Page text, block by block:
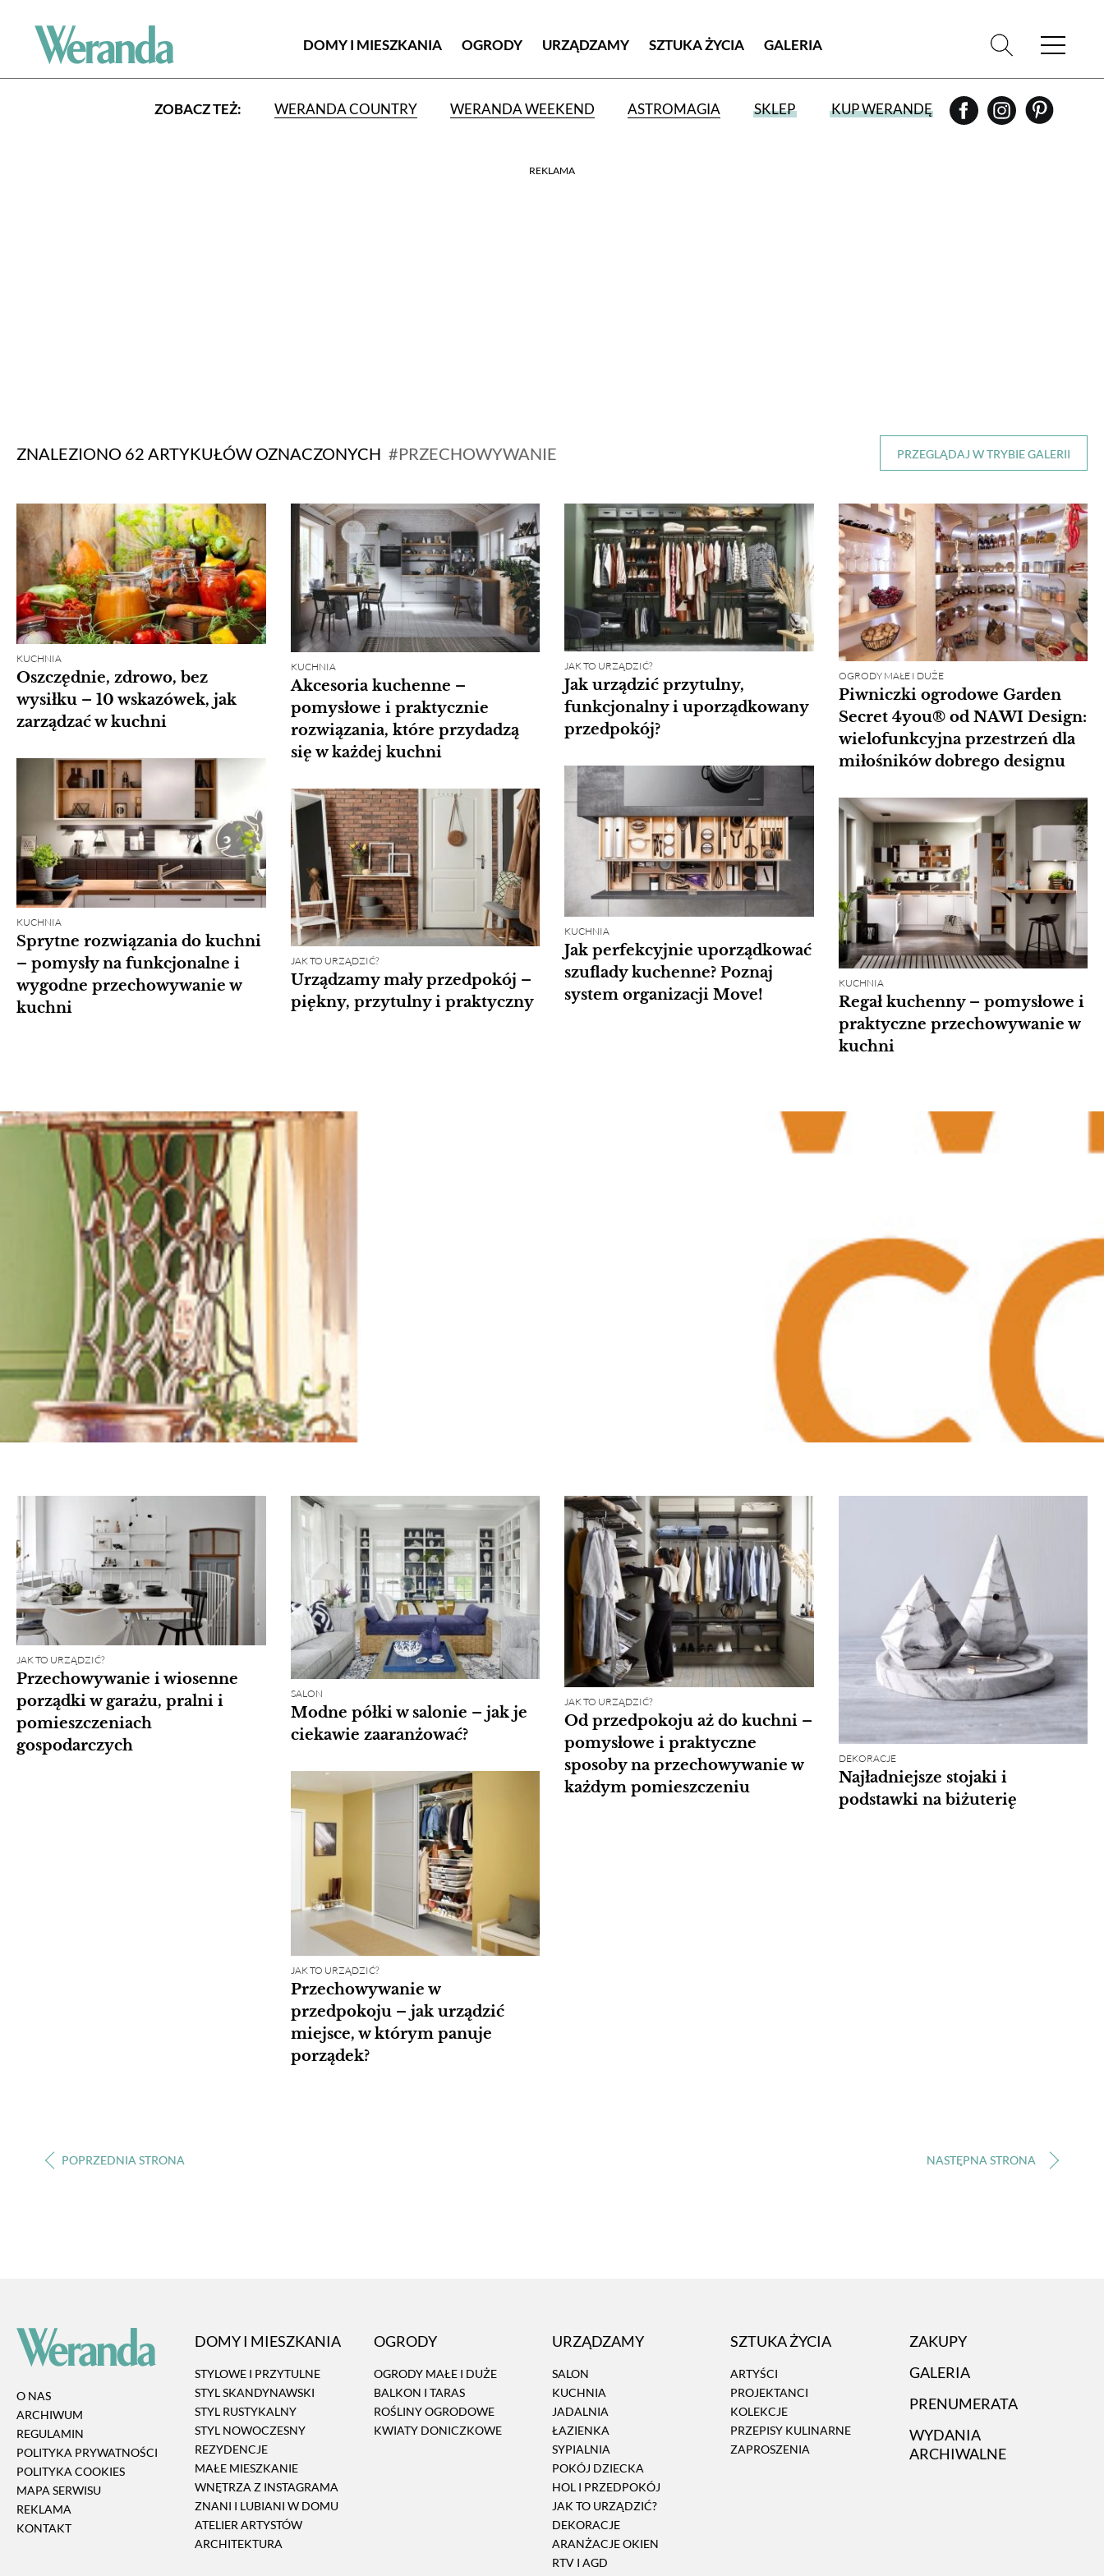
DOMY I MIESZKANIA OGRODY URZĄDZAMY SZTUKA ŻYCIA GALERIA
ZOBACZ TEŻ: WERANDA COUNTRY WERANDA WEEKEND ASTROMAGIA SKLEP KUP WERANDĘ
REKLAMA
ZNALEZIONO 62 ARTYKUŁÓWOZNACZONYCH PRZECHOWYWANIE PRZEGLĄDAJ W TRYBIE GALERII
KUCHNIA
Oszczędnie, zdrowo, bez
wysiłku – 10 wskazówek, jak
zarządzać w kuchni
KUCHNIA
Akcesoria kuchenne –
pomysłowe i praktycznie
rozwiązania, które przydadzą
się w każdej kuchni
JAK TO URZĄDZIĆ?
Jak urządzić przytulny,
funkcjonalny i uporządkowany
przedpokój?
OGRODY MAŁE I DUŻE
Piwniczki ogrodowe Garden
Secret 4you® od NAWI Design:
wielofunkcyjna przestrzeń dla
miłośników dobrego designu
KUCHNIA
Sprytne rozwiązania do kuchni
– pomysły na funkcjonalne i
wygodne przechowywanie w
kuchni
KUCHNIA
Jak perfekcyjnie uporządkować
szuflady kuchenne? Poznaj
system organizacji Move!
JAK TO URZĄDZIĆ?
Urządzamy mały przedpokój –
piękny, przytulny i praktyczny
KUCHNIA
Regał kuchenny – pomysłowe i
praktyczne przechowywanie w
kuchni
JAK TO URZĄDZIĆ?
Przechowywanie i wiosenne
porządki w garażu, pralni i
pomieszczeniach
gospodarczych
SALON
Modne półki w salonie – jak je
ciekawie zaaranżować?
JAK TO URZĄDZIĆ?
Od przedpokoju aż do kuchni –
pomysłowe i praktyczne
sposoby na przechowywanie w
każdym pomieszczeniu
DEKORACJE
Najładniejsze stojaki i
podstawki na biżuterię
JAK TO URZĄDZIĆ?
Przechowywanie w
przedpokoju – jak urządzić
miejsce, w którym panuje
porządek?
O NAS
ARCHIWUM
REGULAMIN
POLITYKA PRYWATNOŚCI
POLITYKA COOKIES
MAPA SERWISU
REKLAMA
KONTAKT
DOMY I MIESZKANIA
STYLOWE I PRZYTULNE
STYL SKANDYNAWSKI
STYL RUSTYKALNY
STYL NOWOCZESNY
REZYDENCJE
MAŁE MIESZKANIE
WNĘTRZA Z INSTAGRAMA
ZNANI I LUBIANI W DOMU
ATELIER ARTYSTÓW
ARCHITEKTURA
OGRODY
OGRODY MAŁE I DUŻE
BALKON I TARAS
ROŚLINY OGRODOWE
KWIATY DONICZKOWE
URZĄDZAMY
SALON
KUCHNIA
JADALNIA
ŁAZIENKA
SYPIALNIA
POKÓJ DZIECKA
HOL I PRZEDPOKÓJ
JAK TO URZĄDZIĆ?
DEKORACJE
ARANŻACJE OKIEN
RTV I AGD
SZTUKA ŻYCIA
ARTYŚCI
PROJEKTANCI
KOLEKCJE
PRZEPISY KULINARNE
ZAPROSZENIA
ZAKUPY
GALERIA
PRENUMERATA
WYDANIA
ARCHIWALNE